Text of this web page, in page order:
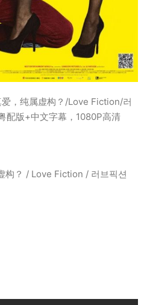
，纯属虚构？/Love Fiction/러
配版+中文字幕，1080P高清
构？ / Love Fiction / 러브픽션